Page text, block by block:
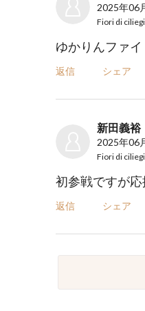
2025年06
ゆかりんファイ
返信 シェア
新田義裕
2025年06
初参戦ですが
返信 シェア